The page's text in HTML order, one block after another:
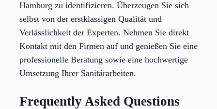
Hamburg zu identifizieren. Überzeugen Sie sich
selbst von der erstklassigen Qualität und
Verlässlichkeit der Experten. Nehmen Sie direkt
Kontakt mit den Firmen auf und genießen Sie eine
professionelle Beratung sowie eine hochwertige
Umsetzung Ihrer Sanitärarbeiten.
Frequently Asked Questions